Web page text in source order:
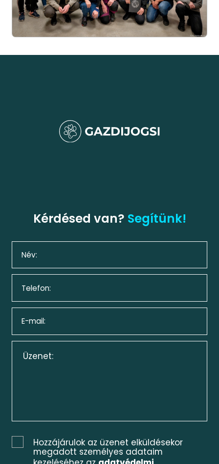
Kérdésed van? Segítünk!
Hozzájárulok az üzenet elküldésekor
megadott személyes adataim